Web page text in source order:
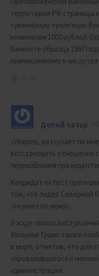
территории РФ страницы
сувенирную туалетную
номиналом 1000 рублей.
банкноте образца 1997
причисленному к числу
Долой хазар
«Уверен, он скучает по
восстановить отношения
переизбрания
Кандидат на пост
том, что лидер Северной
«скучает по нему».
В ходе своего
Милуоки Трамп также
в мире, отметив, что для
«провалившегося и
администрации.